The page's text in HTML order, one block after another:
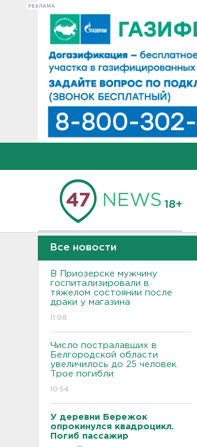
РЕКЛАМА
18+
Все новости
В Приозерске мужчину
госпитализировали в
тяжелом состоянии после
драки у магазина
11:08
Число постралавших в
Белгородской области
увеличилось до 25 человек.
Трое погибли
10:54
У деревни Бережок
опрокинулся квадроцикл.
Погиб пассажир